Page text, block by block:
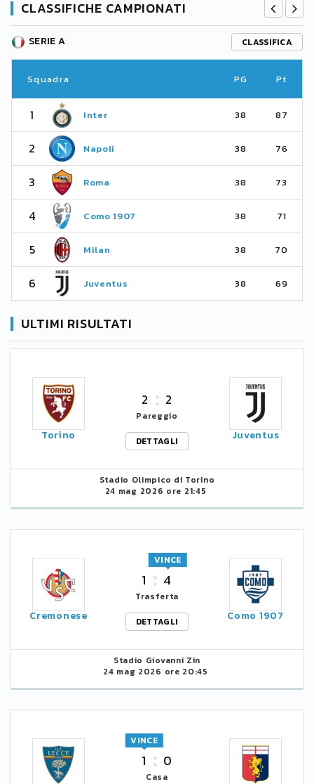
CLASSIFICHE CAMPIONATI
SERIE A CLASSIFICA
Squadra PG Pt
1 Inter 38 87
2 Napoli 38 76
3 Roma 38 73
4 Como 1907 38 71
5 Milan 38 70
6 Juventus 38 69
ULTIMI RISULTATI
Torino
2 2
Pareggio
DETTAGLI
Juventus
Stadio Olimpico di Torino
24 mag 2026 ore 21:45
Cremonese
1 4
VINCE
Trasferta
DETTAGLI
Como 1907
Stadio Giovanni Zin
24 mag 2026 ore 20:45
1
VINCE
0
Casa